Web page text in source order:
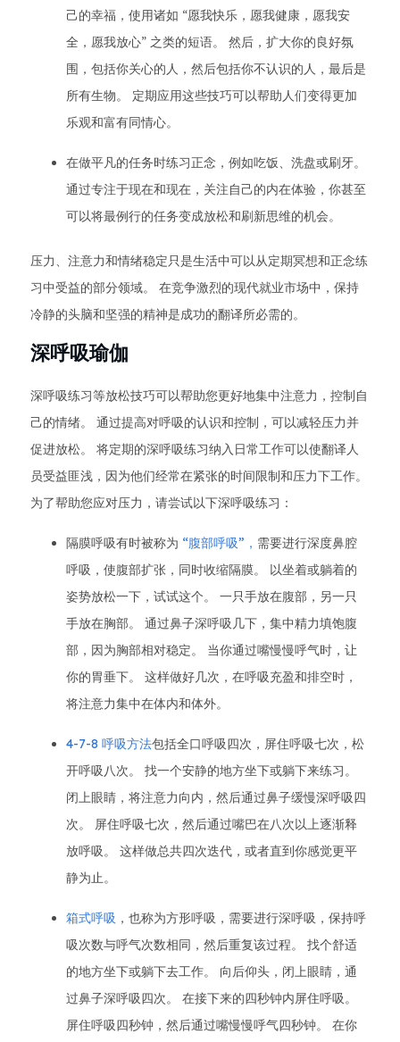
己的幸福，使用诸如 “愿我快乐，愿我健康，愿我安
全，愿我放心” 之类的短语。 然后，扩大你的良好氛
围，包括你关心的人，然后包括你不认识的人，最后是
所有生物。 定期应用这些技巧可以帮助人们变得更加
乐观和富有同情心。
在做平凡的任务时练习正念，例如吃饭、洗盘或刷牙。
通过专注于现在和现在，关注自己的内在体验，你甚至
可以将最例行的任务变成放松和刷新思维的机会。
压力、注意力和情绪稳定只是生活中可以从定期冥想和正念练
习中受益的部分领域。 在竞争激烈的现代就业市场中，保持
冷静的头脑和坚强的精神是成功的翻译所必需的。
深呼吸瑜伽
深呼吸练习等放松技巧可以帮助您更好地集中注意力，控制自
己的情绪。 通过提高对呼吸的认识和控制，可以减轻压力并
促进放松。 将定期的深呼吸练习纳入日常工作可以使翻译人
员受益匪浅，因为他们经常在紧张的时间限制和压力下工作。
为了帮助您应对压力，请尝试以下深呼吸练习：
隔膜呼吸有时被称为 “腹部呼吸”， 需要进行深度鼻腔
呼吸，使腹部扩张，同时收缩隔膜。 以坐着或躺着的
姿势放松一下，试试这个。 一只手放在腹部，另一只
手放在胸部。 通过鼻子深呼吸几下，集中精力填饱腹
部，因为胸部相对稳定。 当你通过嘴慢慢呼气时，让
你的胃垂下。 这样做好几次，在呼吸充盈和排空时，
将注意力集中在体内和体外。
4-7-8 呼吸方法包括全口呼吸四次，屏住呼吸七次，松
开呼吸八次。 找一个安静的地方坐下或躺下来练习。
闭上眼睛，将注意力向内，然后通过鼻子缓慢深呼吸四
次。 屏住呼吸七次，然后通过嘴巴在八次以上逐渐释
放呼吸。 这样做总共四次迭代，或者直到你感觉更平
静为止。
箱式呼吸 ，也称为方形呼吸，需要进行深呼吸，保持呼
吸次数与呼气次数相同，然后重复该过程。 找个舒适
的地方坐下或躺下去工作。 向后仰头，闭上眼睛，通
过鼻子深呼吸四次。 在接下来的四秒钟内屏住呼吸。
屏住呼吸四秒钟，然后通过嘴慢慢呼气四秒钟。 在你